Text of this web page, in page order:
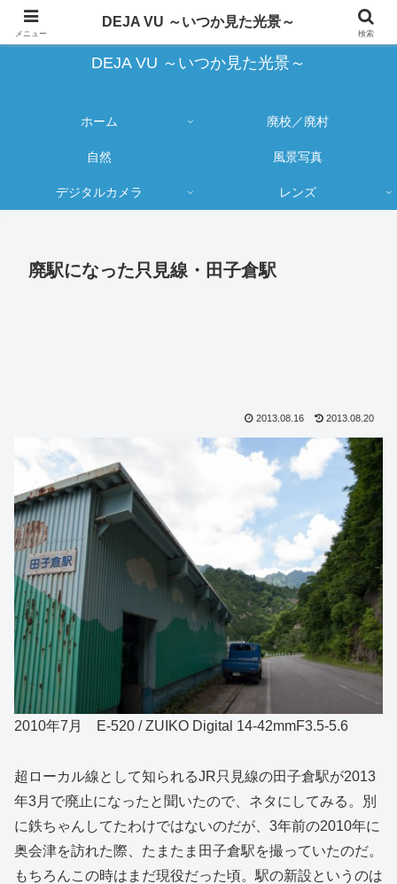
蔵出し写真の大売り出しとカメラ物欲のブログ
DEJA VU ～いつか見た光景～
ホーム 廃校／廃村
自然 風景写真
デジタルカメラ レンズ
廃駅になった只見線・田子倉駅
2013.08.16 2013.08.20
2010年7月 E-520 / ZUIKO Digital 14-42mmF3.5-5.6
超ローカル線として知られるJR只見線の田子倉駅が2013
年3月で廃止になったと聞いたので、ネタにしてみる。別
に鉄ちゃんしてたわけではないのだが、3年前の2010年に
奥会津を訪れた際、たまたま田子倉駅を撮っていたのだ。
もちろんこの時はまだ現役だった頃。駅の新設というのは
メニュー
DEJA VU ～いつか見た光景～
検索